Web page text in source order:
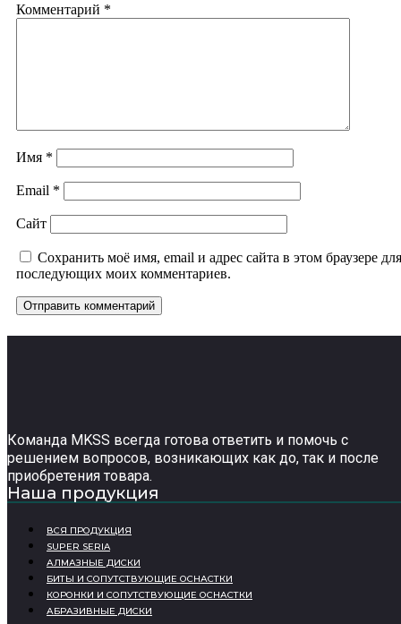
Комментарий *
Имя *
Email *
Сайт
Сохранить моё имя, email и адрес сайта в этом браузере для
последующих моих комментариев.
Команда MKSS всегда готова ответить и помочь с
решением вопросов, возникающих как до, так и после
приобретения товара.
Наша продукция
ВСЯ ПРОДУКЦИЯ
SUPER SERIA
АЛМАЗНЫЕ ДИСКИ
БИТЫ И СОПУТСТВУЮЩИЕ ОСНАСТКИ
КОРОНКИ И СОПУТСТВУЮЩИЕ ОСНАСТКИ
АБРАЗИВНЫЕ ДИСКИ